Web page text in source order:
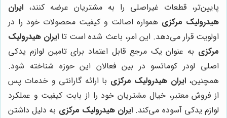
پایین‌تر، قطعات غیراصلی را به مشتریان عرضه کنند، ایران
هیدرولیک مرکزی همواره اصالت و کیفیت محصولات خود را در
اولویت قرار می‌دهد. این امر، باعث شده است تا ایران هیدرولیک
مرکزی به عنوان یک مرجع قابل اعتماد برای تامین لوازم یدکی
اصلی لودر کوماتسو در بین فعالان این حوزه شناخته شود.
همچنین،ایران هیدرولیک مرکزی با ارائه گارانتی و خدمات پس
از فروش معتبر، خیال مشتریان خود را از بابت کیفیت و عملکرد
لوازم یدکی آسوده می‌کند. ایران هیدرولیک مرکزی به دلیل داشتن